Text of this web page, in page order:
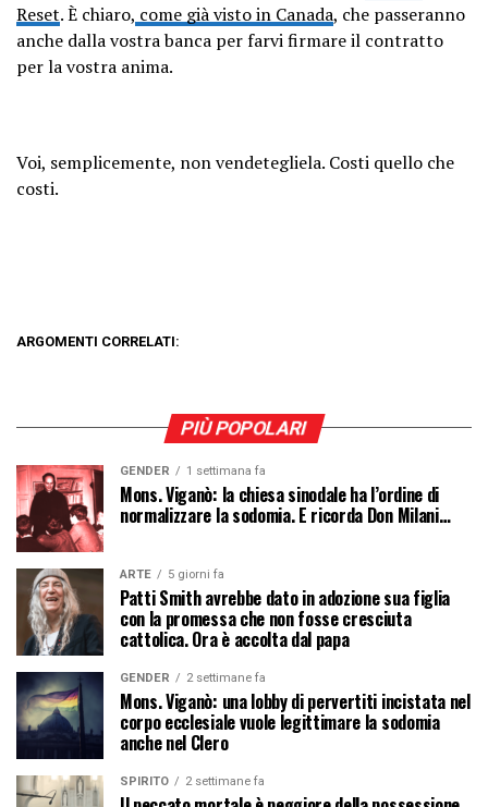
Reset. È chiaro, come già visto in Canada, che passeranno
anche dalla vostra banca per farvi firmare il contratto
per la vostra anima.
Voi, semplicemente, non vendetegliela. Costi quello che
costi.
ARGOMENTI CORRELATI:
PIÙ POPOLARI
GENDER 1 settimana fa
Mons. Viganò: la chiesa sinodale ha l’ordine di
normalizzare la sodomia. E ricorda Don Milani…
ARTE 5 giorni fa
Patti Smith avrebbe dato in adozione sua figlia
con la promessa che non fosse cresciuta
cattolica. Ora è accolta dal papa
GENDER 2 settimane fa
Mons. Viganò: una lobby di pervertiti incistata nel
corpo ecclesiale vuole legittimare la sodomia
anche nel Clero
SPIRITO 2 settimane fa